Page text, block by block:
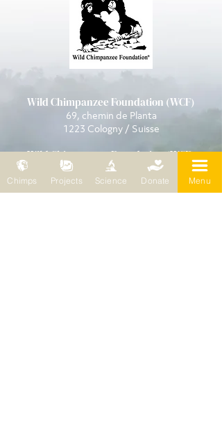
Wild Chimpanzee Foundation (WCF)
69, chemin de Planta
1223 Cologny / Suisse
Wild Chimpanzee Foundation (WCF)
Représentation européenne
Bleichertstr. 2
04155 Leipzig / Allemagne
Chimps Projects Science Donate Menu